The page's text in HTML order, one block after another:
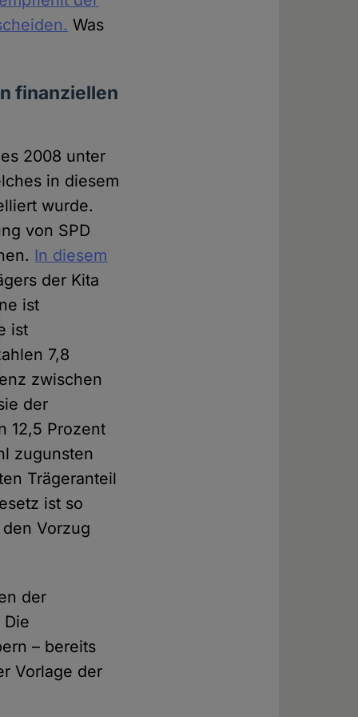
Was
finanziellen
2008 unter
in diesem
wurde.
von SPD
In diesem
der Kita
ist
ist
7,8
zwischen
der
12,5 Prozent
zugunsten
Trägeranteil
ist so
Vorzug
der
– bereits
Vorlage der